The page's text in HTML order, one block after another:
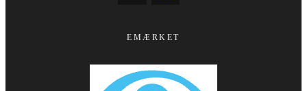
EMÆRKET